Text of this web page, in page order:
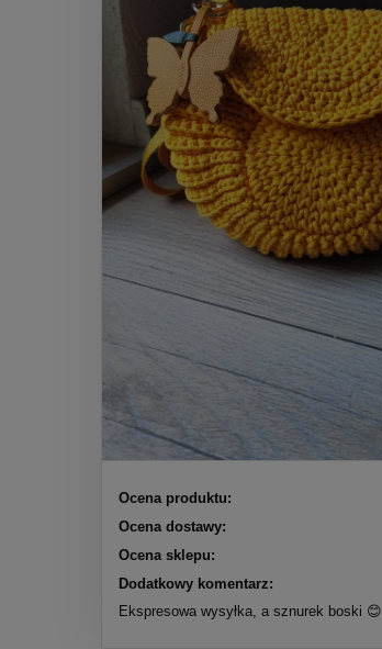
Ocena produktu:
Ocena dostawy:
Ocena sklepu:
Dodatkowy komentarz:
Ekspresowa wysyłka, a sznurek boski 😊